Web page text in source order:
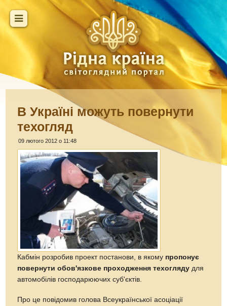
В Україні можуть повернути
техогляд
09 лютого 2012 о 11:48
Кабмін розробив проект постанови, в якому пропонує
повернути обов'язкове проходження техогляду для
автомобілів господарюючих суб'єктів.
Про це повідомив голова Всеукраїнської асоціації